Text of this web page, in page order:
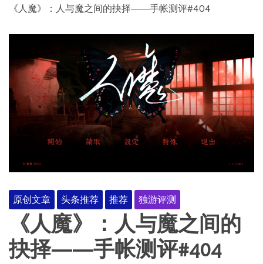
《人魔》：人与魔之间的抉择——手帐测评#404
原创文章 头条推荐 推荐 独游评测
《人魔》：人与魔之间的
抉择——手帐测评#404